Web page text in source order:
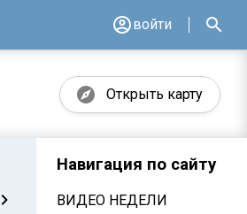
войти
Открыть карту
Навигация по сайту
ВИДЕО НЕДЕЛИ